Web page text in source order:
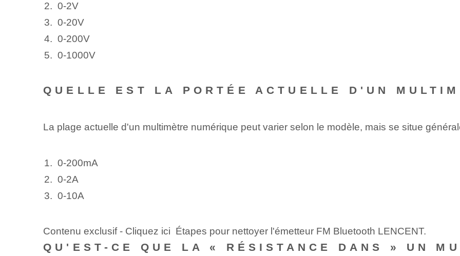
0-2V
0-20V
0-200V
0-1000V
QUELLE EST LA PORTÉE ACTUELLE D'UN
La plage actuelle d'un multimètre numérique peut varier selon le modèle, mais se situe
0-200mA
0-2A
0-10A
Contenu exclusif - Cliquez ici Étapes pour nettoyer l'émetteur FM Bluetooth LENCENT.
QU'EST-CE QUE LA « RÉSISTANCE DANS » UN